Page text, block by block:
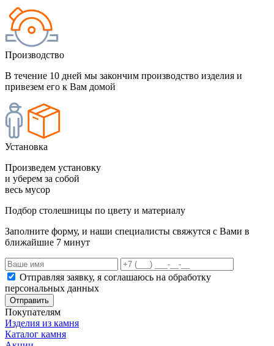
Производство
В течение 10 дней мы закончим производство изделия и
привезем его к Вам домой
Установка
Произведем установку
и уберем за собой
весь мусор
Подбор столешницы по цвету и материалу
Заполните форму, и наши специалисты свяжутся с Вами в
ближайшие 7 минут
Отправляя заявку, я соглашаюсь на обработку
персональных данных
Отправить
Покупателям
Изделия из камня
Каталог камня